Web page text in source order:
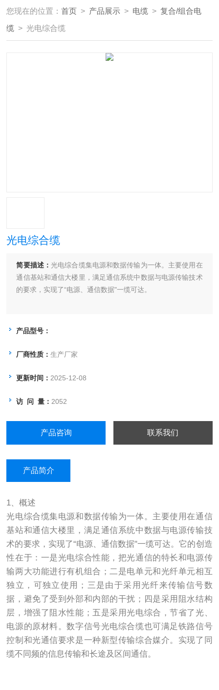
您现在的位置：首页 > 产品展示 > 电缆 >复合/组合电
缆 > 光电综合缆
光电综合缆
简要描述：光电综合缆集电源和数据传输为一体。主要使用在
通信基站和通信大楼里，满足通信系统中数据与电源传输技术
的要求，实现了“电源、通信数据"一缆可达。
产品型号：
厂商性质：生产厂家
更新时间：2025-12-08
访 问 量：2052
产品咨询 联系我们
产品简介
1、概述
光电综合缆集电源和数据传输为一体。主要使用在通信
基站和通信大楼里，满足通信系统中数据与电源传输技
术的要求，实现了“电源、通信数据"一缆可达。它的创造
性在于：一是光电综合性能，把光通信的特长和电源传
输两大功能进行有机组合；二是电单元和光纤单元相互
独立，可独立使用；三是由于采用光纤来传输信号数
据，避免了受到外部和内部的干扰；四是采用阻水结构
层，增强了阻水性能；五是采用光电综合，节省了光、
电源的原材料。数字信号光电综合缆也可满足铁路信号
控制和光通信要求是一种新型传输综合媒介。实现了同
缆不同频的信息传输和长途及区间通信。